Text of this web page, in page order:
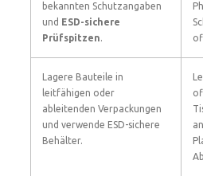
bekannten Schutzangaben
und ESD-sichere
Prüfspitzen.
Lagere Bauteile in
leitfähigen oder
ableitenden Verpackungen
und verwende ESD-sichere
Behälter.